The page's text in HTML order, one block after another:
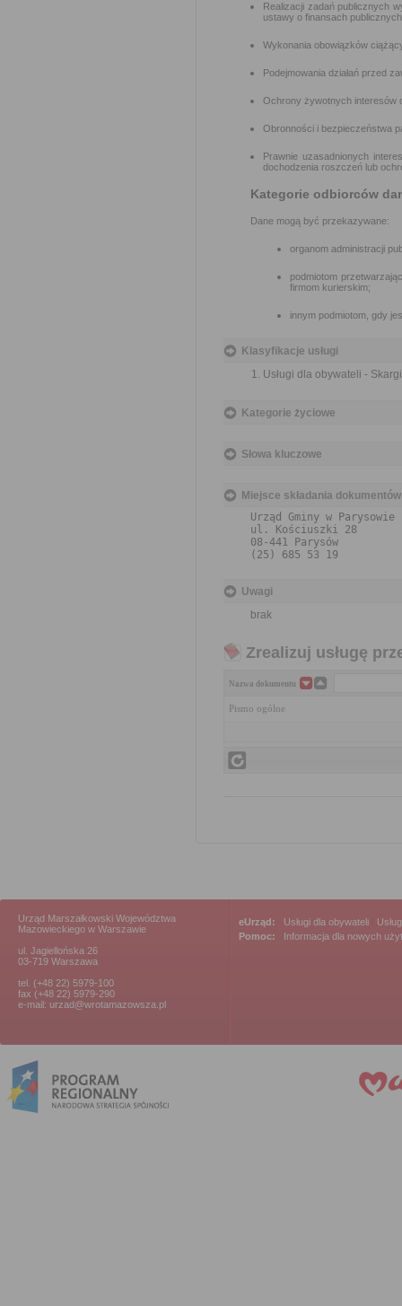
Realizacji zadań publicznych
ustawy o finansach
Wykonania obowiązków
Podejmowania działań przed
Ochrony żywotnych interesów
Obronności i bezpieczeństwa
Prawnie uzasadnionych
dochodzenia roszczeń lub
Kategorie odbiorców
Dane mogą być przekazywane:
organom administracji
podmiotom
firmom kurierskim;
innym podmiotom, gdy
Klasyfikacje usługi
Usługi dla obywateli -
Kategorie życiowe
Słowa kluczowe
Miejsce składania dokumentów
Urząd Gminy w Parysowie
ul. Kościuszki 28
08-441 Parysów
(25) 685 53 19
Uwagi
brak
Zrealizuj usługę
Nazwa dokumentu
Pismo ogólne
Urząd Marszałkowski Województwa
Mazowieckiego w Warszawie
ul. Jagiellońska 26
03-719 Warszawa
tel. (+48 22) 5979-100
fax (+48 22) 5979-290
e-mail: urzad@wrotamazowsza.pl
eUrząd: Usługi dla obywateli
Pomoc:
Informacja dla nowych